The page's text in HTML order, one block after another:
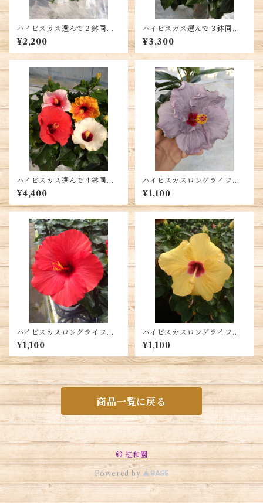
ハイビスカス選んで２鉢同時
購入 送料別
¥2,200
ハイビスカス選んで３鉢同時
購入 送料別
¥3,300
ハイビスカス選んで４鉢同時
購入 送料別
¥4,400
ハイビスカスロングライフ・
ケイト ５号鉢 送料別
¥1,100
ハイビスカスロングライフ・
アフロディーテ 5号鉢 送料
別
¥1,100
ハイビスカスロングライフ・
アドニスイエロー5号鉢 送料
別
¥1,100
商品一覧に戻る
© 紅和園
Powered by